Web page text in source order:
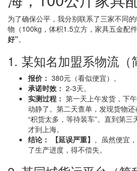
为了确保公平，我分别联系了三家不同
物（100kg，体积1.5立方，家具五金配
好”。
1. 某知名加盟系物流（
报价： 380元（看似便宜）。
承诺时效： 2-3天。
实测过程： 第一天上午发货，下
动静了。第二天查单，发现货物
“积货太多，等待装车”。直到第
才到上海。
结论：
【延误严重】 。虽然便宜
了生产进度，得不偿失。